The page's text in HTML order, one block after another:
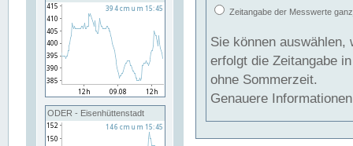
ODER - Eisenhüttenstadt
Zeitangabe der Messwerte
Sie können auswählen,
erfolgt die Zeitangabe
ohne Sommerzeit.
Genauere